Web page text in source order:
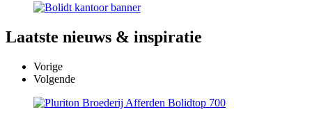
Laatste nieuws & inspiratie
Vorige
Volgende